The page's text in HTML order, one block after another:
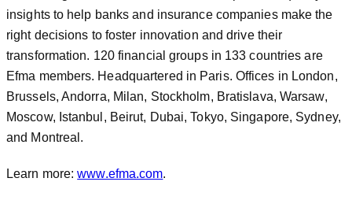
insights to help banks and insurance companies make the
right decisions to foster innovation and drive their
transformation. 120 financial groups in 133 countries are
Efma members. Headquartered in Paris. Offices in London,
Brussels, Andorra, Milan, Stockholm, Bratislava, Warsaw,
Moscow, Istanbul, Beirut, Dubai, Tokyo, Singapore, Sydney,
and Montreal.
Learn more:www.efma.com.